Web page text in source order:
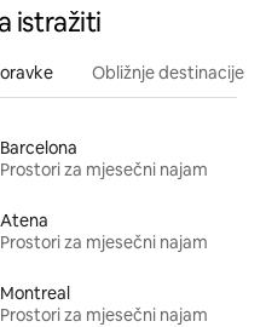
istražiti
Obližnje destinacije
Barcelona
Prostori za mjesečni najam
Atena
Prostori za mjesečni najam
Montreal
Prostori za mjesečni najam